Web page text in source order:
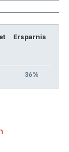
Ersparnis
36%